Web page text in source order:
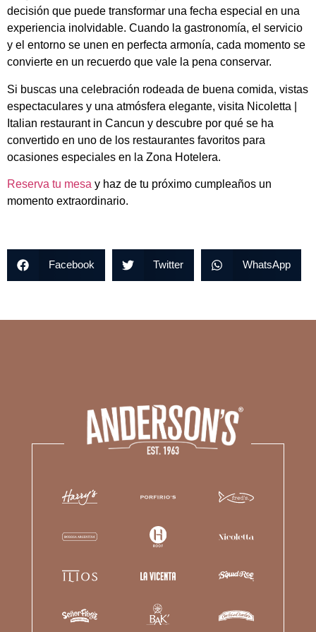
decisión que puede transformar una fecha especial en una
experiencia inolvidable. Cuando la gastronomía, el servicio
y el entorno se unen en perfecta armonía, cada momento se
convierte en un recuerdo que vale la pena conservar.
Si buscas una celebración rodeada de buena comida, vistas
espectaculares y una atmósfera elegante, visita Nicoletta |
Italian restaurant in Cancun y descubre por qué se ha
convertido en uno de los restaurantes favoritos para
ocasiones especiales en la Zona Hotelera.
Reserva tu mesa y haz de tu próximo cumpleaños un
momento extraordinario.
Facebook Twitter WhatsApp